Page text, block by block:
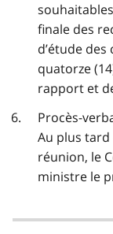
finale des
d’étude
quatorze
rapport et
Procès-
Au plus
réunion, le
ministre le